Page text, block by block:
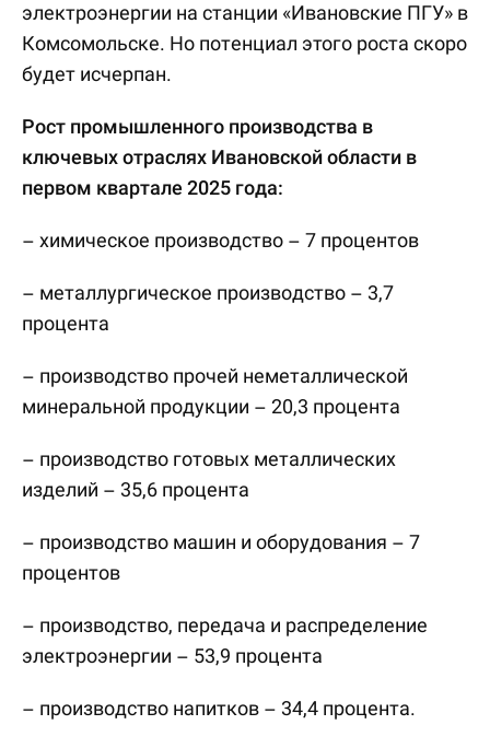
электроэнергии на станции «Ивановские ПГУ» в
Комсомольске. Но потенциал этого роста скоро
будет исчерпан.
Рост промышленного производства в
ключевых отраслях Ивановской области в
первом квартале 2025 года:
– химическое производство – 7 процентов
– металлургическое производство – 3,7
процента
– производство прочей неметаллической
минеральной продукции – 20,3 процента
– производство готовых металлических
изделий – 35,6 процента
– производство машин и оборудования – 7
процентов
– производство, передача и распределение
электроэнергии – 53,9 процента
– производство напитков – 34,4 процента.